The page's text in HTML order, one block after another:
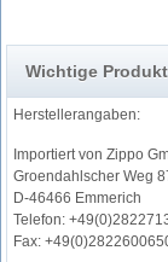
Wichtige
Herstellerangaben:
Importiert von Zippo
Groendahlscher Weg
D-46466 Emmerich
Telefon:
Fax: